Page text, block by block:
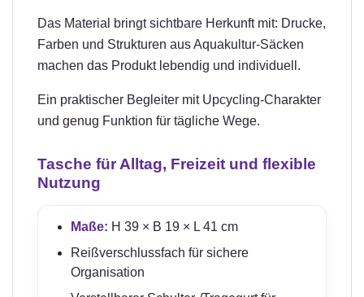
Das Material bringt sichtbare Herkunft mit: Drucke,
Farben und Strukturen aus Aquakultur-Säcken
machen das Produkt lebendig und individuell.
Ein praktischer Begleiter mit Upcycling-Charakter
und genug Funktion für tägliche Wege.
Tasche für Alltag, Freizeit und flexible
Nutzung
Maße: H 39 × B 19 × L 41 cm
Reißverschlussfach für sichere
Organisation